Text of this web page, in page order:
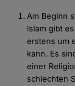
Am Beginn
Islam gibt
erstens um
kann. Es
einer
schlechten